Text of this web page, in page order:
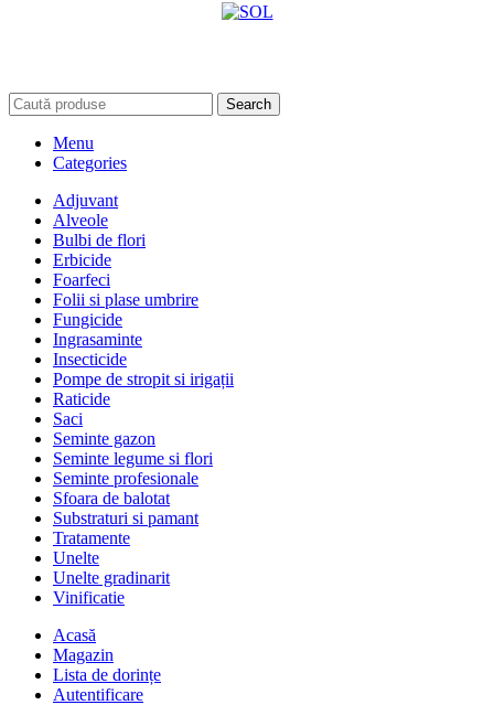
Search
Menu
Categories
Adjuvant
Alveole
Bulbi de flori
Erbicide
Foarfeci
Folii si plase umbrire
Fungicide
Ingrasaminte
Insecticide
Pompe de stropit si irigații
Raticide
Saci
Seminte gazon
Seminte legume si flori
Seminte profesionale
Sfoara de balotat
Substraturi si pamant
Tratamente
Unelte
Unelte gradinarit
Vinificatie
Acasă
Magazin
Lista de dorințe
Autentificare